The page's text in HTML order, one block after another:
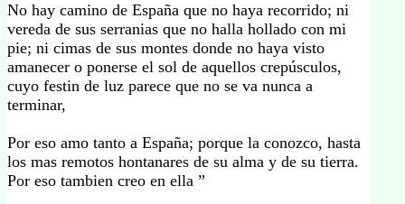
No hay camino de España que no haya recorrido; ni
vereda de sus serranias que no halla hollado con mi
pie; ni cimas de sus montes donde no haya visto
amanecer o ponerse el sol de aquellos crepúsculos,
cuyo festin de luz parece que no se va nunca a
terminar,
Por eso amo tanto a España; porque la conozco, hasta
los mas remotos hontanares de su alma y de su tierra.
Por eso tambien creo en ella ”